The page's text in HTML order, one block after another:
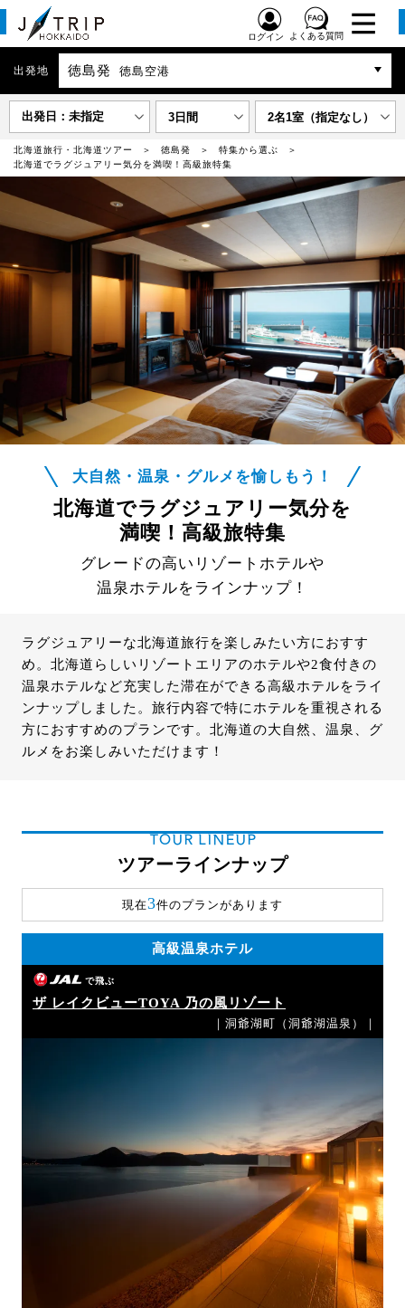
ログイン よくある質問
出発地 徳島発 徳島空港
出発日：未指定 3日間 2名1室（指定なし）
北海道旅行・北海道ツアー 徳島発
特集から選ぶ
北海道でラグジュアリー気分を満喫！高級旅特集
大自然・温泉・グルメを愉しもう！
北海道でラグジュアリー気分を
満喫！高級旅特集
グレードの高いリゾートホテルや
温泉ホテルをラインナップ！
ラグジュアリーな北海道旅行を楽しみたい方におすす
め。北海道らしいリゾートエリアのホテルや2食付きの
温泉ホテルなど充実した滞在ができる高級ホテルをライ
ンナップしました。旅行内容で特にホテルを重視される
方におすすめのプランです。北海道の大自然、温泉、グ
ルメをお楽しみいただけます！
TOUR LINEUP
ツアーラインナップ
現在3件のプランがあります
高級温泉ホテル
で飛ぶ
ザ レイクビューTOYA 乃の風リゾート
｜洞爺湖町（洞爺湖温泉）｜